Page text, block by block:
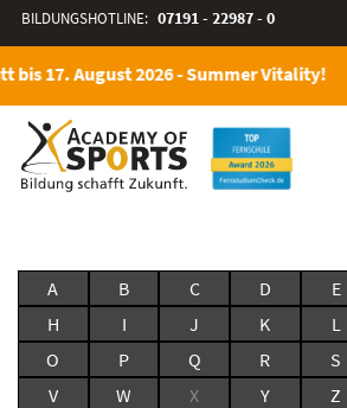
BILDUNGSHOTLINE: 07191 - 22987 - 0
bis 17. August 2026 - Summer Vitality!
A B C D E
H
I J K L
O
P Q R S
V
W X Y Z